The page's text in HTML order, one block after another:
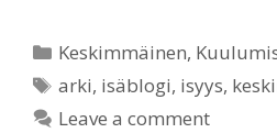
Categories
Keskimmäinen,
Tags
arki, isäblogi, isyys,
Leave a comment